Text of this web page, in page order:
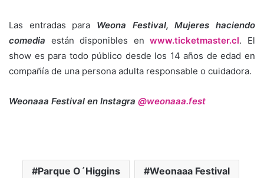
Las entradas para Weona Festival, Mujeres haciendo
comedia están disponibles enwww.ticketmaster.cl. El
show es para todo público desde los 14 años de edad en
compañía de una persona adulta responsable o cuidadora.
Weonaaa Festival en Instagra @weonaaa.fest
Parque O´Higgins Weonaaa Festival